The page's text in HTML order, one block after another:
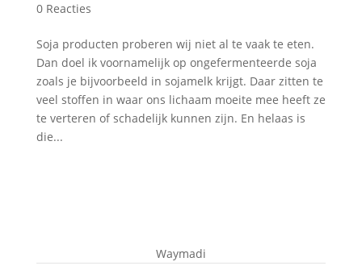
0 Reacties
Soja producten proberen wij niet al te vaak te eten.
Dan doel ik voornamelijk op ongefermenteerde soja
zoals je bijvoorbeeld in sojamelk krijgt. Daar zitten te
veel stoffen in waar ons lichaam moeite mee heeft ze
te verteren of schadelijk kunnen zijn. En helaas is
die...
Waymadi